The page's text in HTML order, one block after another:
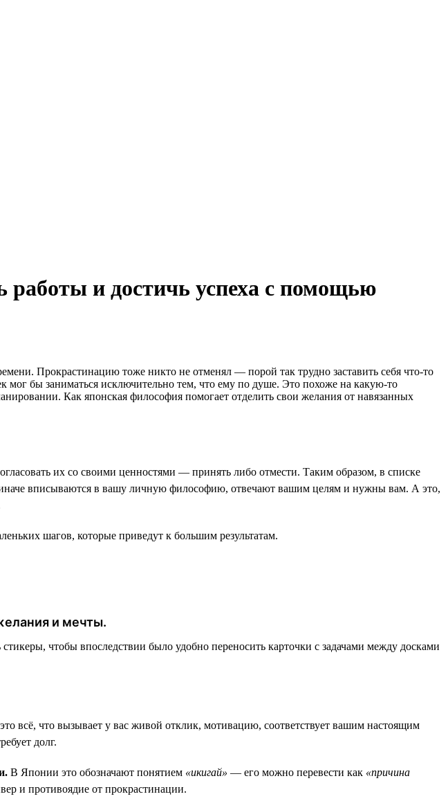
и достичь успеха с помощью
Прокрастинацию тоже никто не отменял — порой так трудно заставить себя что-то
мог бы заниматься исключительно тем, что ему по душе. Это похоже на какую-то
Как японская философия помогает отделить свои желания от навязанных
их со своими ценностями — принять либо отмести. Таким образом, в списке
вписываются в вашу личную философию, отвечают вашим целям и нужны вам. А это,
шагов, которые приведут к большим результатам.
и мечты.
чтобы впоследствии было удобно переносить карточки с задачами между досками
всё, что вызывает у вас живой отклик, мотивацию, соответствует вашим настоящим
долг.
В Японии это обозначают понятием «икигай» — его можно перевести как «причина
и противоядие от прокрастинации.